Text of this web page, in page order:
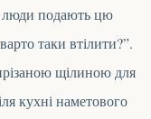
люди подають цю
таки втілити?”.
щілиною для
кухні наметового